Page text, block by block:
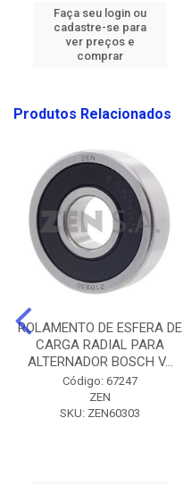
Faça seu login ou
cadastre-se para
ver preços e
comprar
Produtos Relacionados
ROLAMENTO DE ESFERA DE
CARGA RADIAL PARA
ALTERNADOR BOSCH V...
Código: 67247
ZEN
SKU: ZEN60303